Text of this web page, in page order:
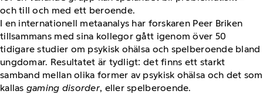
och till och med ett beroende.
I en internationell metaanalys har forskaren Peer Briken
tillsammans med sina kollegor gått igenom över 50
tidigare studier om psykisk ohälsa och spelberoende bland
ungdomar. Resultatet är tydligt: det finns ett starkt
samband mellan olika former av psykisk ohälsa och det som
kallas gaming disorder, eller spelberoende.